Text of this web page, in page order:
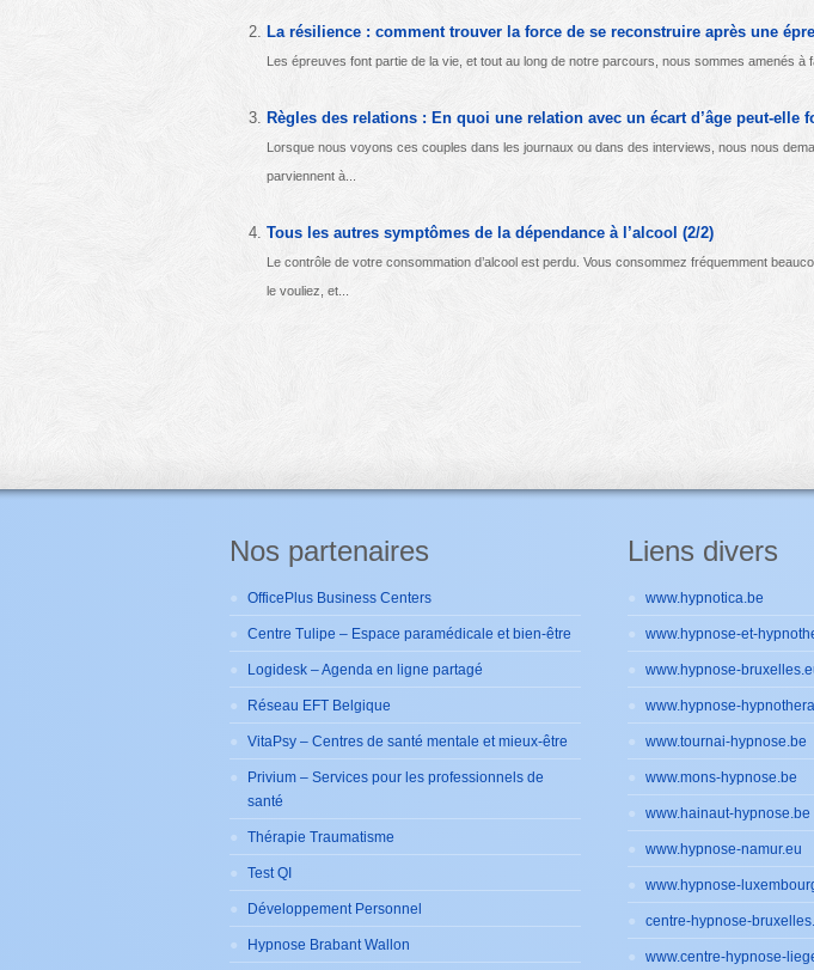
La résilience : comment trouver la force de se reconstruire après une
Les épreuves font partie de la vie, et tout au long de notre parcours, nous sommes amenés à
Règles des relations : En quoi une relation avec un écart d’âge peut-elle
Lorsque nous voyons ces couples dans les journaux ou dans des interviews, nous nous
parviennent à...
Tous les autres symptômes de la dépendance à l’alcool (2/2)
Le contrôle de votre consommation d’alcool est perdu. Vous consommez fréquemment
le vouliez, et...
Nos partenaires
OfficePlus Business Centers
Centre Tulipe – Espace paramédicale et bien-être
Logidesk – Agenda en ligne partagé
Réseau EFT Belgique
VitaPsy – Centres de santé mentale et mieux-être
Privium – Services pour les professionnels de
santé
Thérapie Traumatisme
Test QI
Développement Personnel
Hypnose Brabant Wallon
Liens divers
www.hypnotica.be
www.hypnose-et-
www.hypnose-
www.hypnose-
www.tournai-hypnose.be
www.mons-hypnose.be
www.hainaut-hypnose.be
www.hypnose-namur.eu
www.hypnose-
centre-hypnose-
www.centre-hypnose-